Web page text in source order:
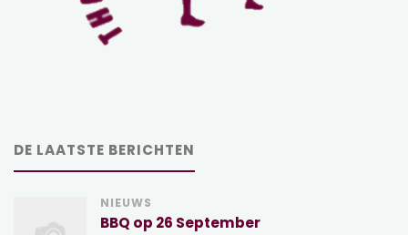
DE LAATSTE BERICHTEN
NIEUWS
BBQ op 26 September